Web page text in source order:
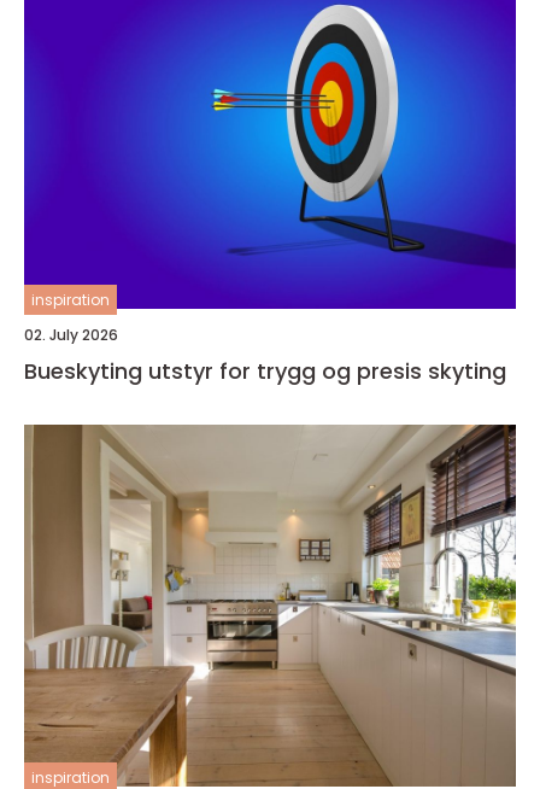
inspiration
02. July 2026
Bueskyting utstyr for trygg og presis skyting
inspiration